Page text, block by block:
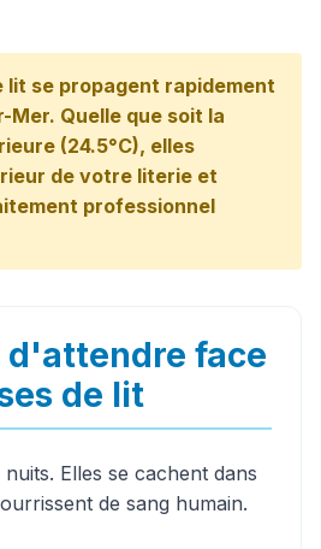
lit se propagent rapidement
Quelle que soit la
(24.5°C), elles
de votre literie et
professionnel
d'attendre face
de lit
Elles se cachent dans
de sang humain.